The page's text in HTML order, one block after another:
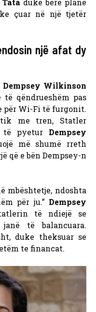
Tata duke bërë plane
çuar në një tjetër
një afat dy
Dempsey Wilkinson
qëndrueshëm pas
për Wi-Fi të furgonit.
me tren, Statler
të pyetur Dempsey
më shumë rreth
që e bën Dempsey-n
mbështetje, ndoshta
për ju.” Dempsey
të ndiejë se
të balancuara.
duke theksuar se
te financat.